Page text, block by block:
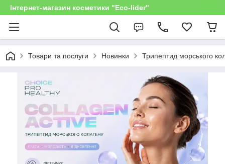
Інтернет-магазин косметики "Eco-lider"
Товари та послуги Новинки Трипептид морського